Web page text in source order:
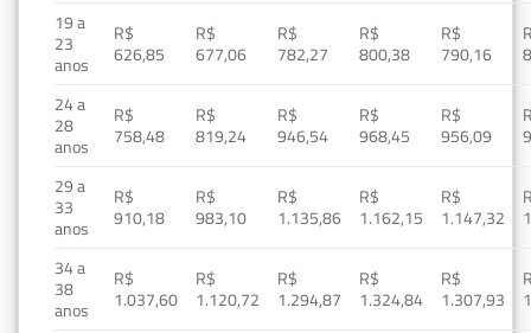
19 a
23
anos
R$
626,85
R$
677,06
R$
782,27
R$
800,38
R$
790,16
24 a
28
anos
R$
758,48
R$
819,24
R$
946,54
R$
968,45
R$
956,09
29 a
33
anos
R$
910,18
R$
983,10
R$
1.135,86
R$
1.162,15
R$
1.147,32
34 a
38
anos
R$
1.037,60
R$
1.120,72
R$
1.294,87
R$
1.324,84
R$
1.307,93